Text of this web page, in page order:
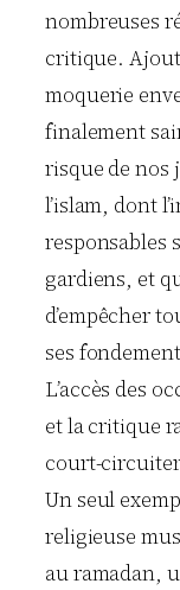
nombreuses
critique.
moquerie
finalement
risque de nos
l’islam, dont
responsables
gardiens, et
d’empêcher
ses
L’accès des
et la critique
court-
Un seul
religieuse
au ramadan,